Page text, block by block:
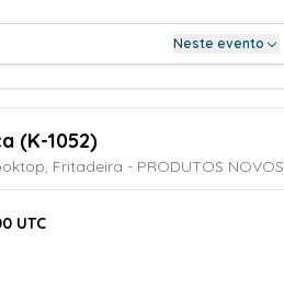
Neste evento
(K-1052)
Fritadeira - PRODUTOS NOVOS
UTC